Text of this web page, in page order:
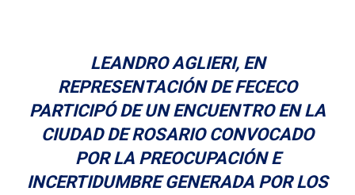
LEANDRO AGLIERI, EN
REPRESENTACIÓN DE FECECO
PARTICIPÓ DE UN ENCUENTRO EN LA
CIUDAD DE ROSARIO CONVOCADO
POR LA PREOCUPACIÓN E
INCERTIDUMBRE GENERADA POR LOS